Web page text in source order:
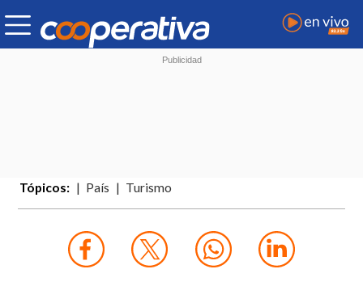
Tópicos: País Turismo